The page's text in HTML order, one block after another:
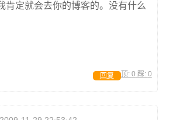
肯定就会去你的博客的。没有什么
顶: 0 踩: 0
回复